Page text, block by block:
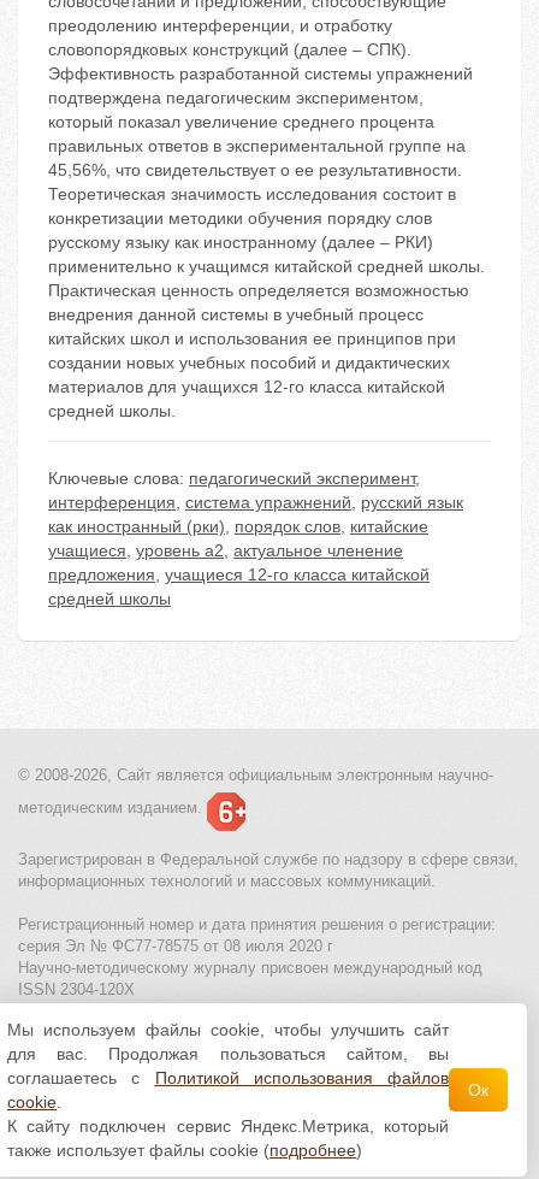
преодолению интерференции, и отработку
словопорядковых конструкций (далее – СПК).
Эффективность разработанной системы упражнений
подтверждена педагогическим экспериментом,
который показал увеличение среднего процента
правильных ответов в экспериментальной группе на
45,56%, что свидетельствует о ее результативности.
Теоретическая значимость исследования состоит в
конкретизации методики обучения порядку слов
русскому языку как иностранному (далее – РКИ)
применительно к учащимся китайской средней школы.
Практическая ценность определяется возможностью
внедрения данной системы в учебный процесс
китайских школ и использования ее принципов при
создании новых учебных пособий и дидактических
материалов для учащихся 12-го класса китайской
средней школы.
Ключевые слова: педагогический эксперимент,
интерференция, система упражнений, русский язык
как иностранный (рки), порядок слов, китайские
учащиеся, уровень а2, актуальное членение
предложения, учащиеся 12-го класса китайской
средней школы
© 2008-2026, Сайт является официальным электронным научно-
методическим изданием.
Зарегистрирован в Федеральной службе по надзору в сфере связи,
информационных технологий и массовых коммуникаций.
Регистрационный номер и дата принятия решения о регистрации:
серия Эл № ФС77-78575 от 08 июля 2020 г
Научно-методическому журналу присвоен международный код
ISSN 2304-120X
МЦИТО|Школьные олимпиады и онлайн конкурсы для детей
Политика использования файлов cookie| Политика обработки и
защиты персональных данных
Все материалы доступны полицензии Creative
Commons С указанием авторства 4.0 Всемирная
Мы используем файлы cookie, чтобы улучшить сайт
для вас. Продолжая пользоваться сайтом, вы
соглашаетесь с Политикой использования файлов
cookie
К сайту подключен сервис Яндекс.Метрика, который
также использует файлы cookie (подробнее)
Ок